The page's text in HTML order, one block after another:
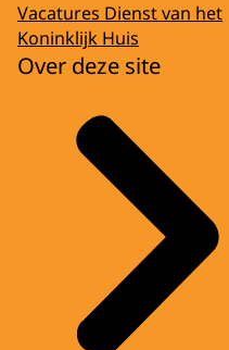
Vacatures Dienst van het
Koninklijk Huis
Over deze site